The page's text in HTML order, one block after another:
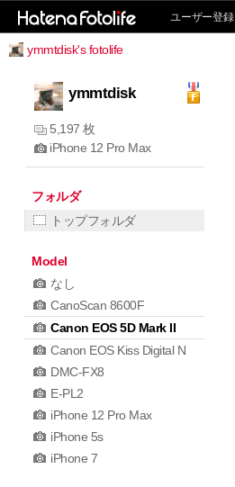
ユーザー登録
ymmtdisk's fotolife
ymmtdisk
5,197 枚
iPhone 12 Pro Max
フォルダ
トップフォルダ
Model
なし
CanoScan 8600F
Canon EOS 5D Mark II
Canon EOS Kiss Digital N
DMC-FX8
E-PL2
iPhone 12 Pro Max
iPhone 5s
iPhone 7